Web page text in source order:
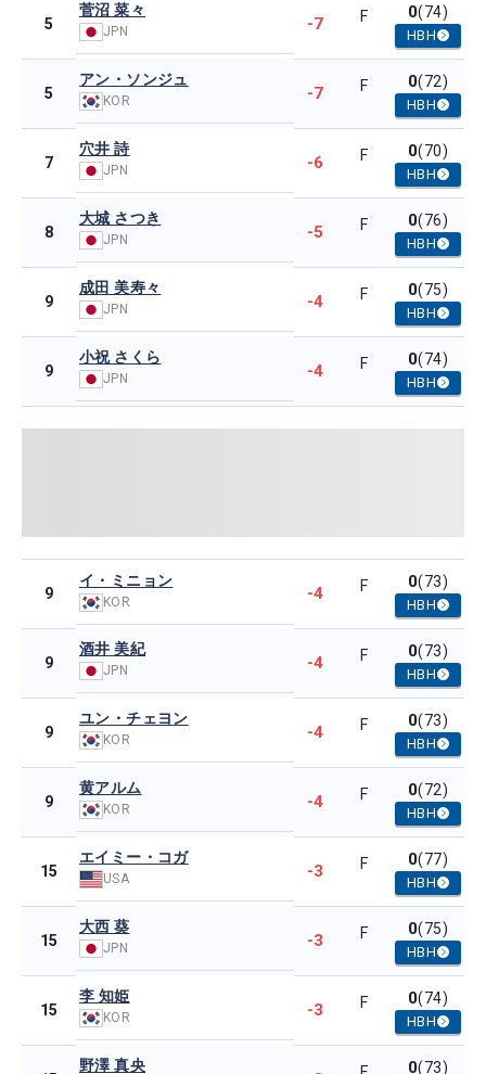
5
菅沼 菜々
JPN -7 F 0(74)
HBH
5
アン・ソンジュ
KOR -7 F 0(72)
HBH
7
穴井 詩
JPN -6 F 0(70)
HBH
8
大城 さつき
JPN -5 F 0(76)
HBH
9
成田 美寿々
JPN -4 F 0(75)
HBH
9
小祝 さくら
JPN -4 F 0(74)
HBH
9
イ・ミニョン
KOR -4 F 0(73)
HBH
9
酒井 美紀
JPN -4 F 0(73)
HBH
9
ユン・チェヨン
KOR -4 F 0(73)
HBH
9
黄アルム
KOR -4 F 0(72)
HBH
15
エイミー・コガ
USA -3 F 0(77)
HBH
15
大西 葵
JPN -3 F 0(75)
HBH
15
李 知姫
KOR -3 F 0(74)
HBH
野澤 真央 0(73)